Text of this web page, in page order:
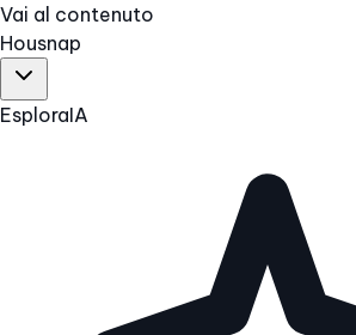
Vai al contenuto
Housnap
EsploraIA